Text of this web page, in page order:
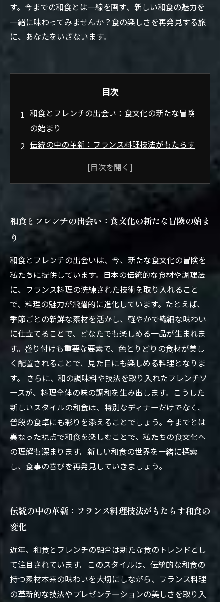
す。今までの和食とは一線を画す、新しい和食の魅力を
一緒に味わってみませんか？食の楽しさを再発見する旅
に、あなたをいざないます。
目次
和食とフレンチの出会い：食文化の新たな冒険
の始まり
伝統の中の革新：フランス料理技法がもたらす
旬の食材とフランスのセンス：新しい和食スタ
五感で楽しむ和食：美しいプレゼンテーション
と繊細な味わい
日本の四季を感じる：フレンチのエッセンスが
織りなす新たな和食
フレンチを取り入れた和食の未来：新たな食の
楽しみを探る旅
和食とフレンチの出会い：食文化の新たな冒険の始ま
り
和食とフレンチの出会いは、今、新たな食文化の冒険を
私たちに提供しています。日本の伝統的な食材や調理法
に、フランス料理の洗練された技術を取り入れること
で、料理の魅力が飛躍的に進化しています。たとえば、
季節ごとの新鮮な素材を活かし、軽やかで繊細な味わい
に仕立てることで、どなたでも楽しめる一品が生まれま
す。盛り付けも重要な要素で、色とりどりの食材が美し
く配置されることで、見た目にも楽しめる料理となりま
す。 さらに、和の調味料や技法を取り入れたフレンチソ
ースが、料理全体の味の調和を生み出します。こうした
新しいスタイルの和食は、特別なディナーだけでなく、
普段の食卓にも彩りを添えることでしょう。今までとは
異なった視点で和食を楽しむことで、私たちの食文化へ
の理解も深まります。新しい和食の世界を一緒に探索
し、食事の喜びを再発見していきましょう。
伝統の中の革新：フランス料理技法がもたらす和食の
変化
近年、和食とフレンチの融合は新たな食のトレンドとし
て注目されています。このスタイルは、伝統的な和食の
持つ素材本来の味わいを大切にしながら、フランス料理
の革新的な技法やプレゼンテーションの美しさを取り入